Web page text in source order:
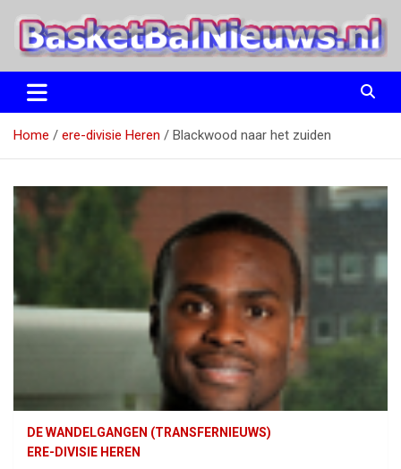
naar
BasketBalNieuws.nl
Etten
Home ere-divisie Heren Blackwood naar het zuiden
DE WANDELGANGEN (TRANSFERNIEUWS)
ERE-DIVISIE HEREN